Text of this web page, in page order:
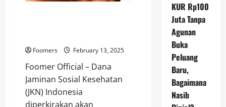
Foomers February 13, 2025
Foomer Official – Dana
Jaminan Sosial Kesehatan
(JKN) Indonesia
diperkirakan akan
KUR Rp100
Juta Tanpa
Agunan
Buka
Peluang
Baru,
Bagaimana
Nasib